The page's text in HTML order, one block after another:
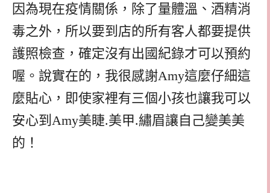
因為現在疫情關係，除了量體溫、酒精消
毒之外，所以要到店的所有客人都要提供
護照檢查，確定沒有出國紀錄才可以預約
喔。說實在的，我很感謝Amy這麼仔細這
麼貼心，即使家裡有三個小孩也讓我可以
安心到Amy美睫.美甲.繡眉讓自己變美美
的！